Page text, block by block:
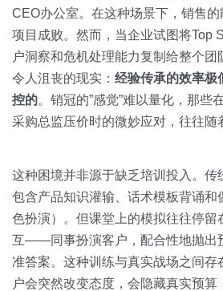
消费医疗
教育
汽车
金融
按角色
销售人员
定价
资源中心
资源中心
全部
白皮书
销售会话智能
关于我们
预约演示
CEO办公室。在这种场景下，销售
项目成败。然而，当企业试图将Top
户洞察和危机处理能力复制给整个团
令人沮丧的现实： 经验传承的效率极
控的。销冠的”感觉”难以量化，那些
采购总监压价时的微妙应对，往往随
这种困境并非源于缺乏培训投入。传
包含产品知识灌输、话术模板背诵和
色扮演）。但课堂上的模拟往往停留
互——同事扮演客户，配合性地抛出
准答案。这种训练与真实战场之间存
户会突然改变态度，会隐藏真实预算